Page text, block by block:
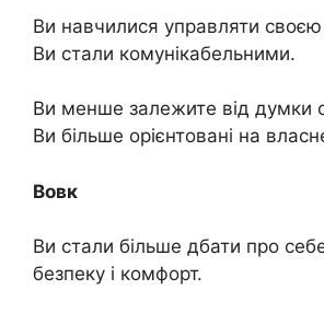
Ви навчилися управляти своєю
Ви стали комунікабельними.
Ви менше залежите від думки
Ви більше орієнтовані на
Вовк
Ви стали більше дбати про
безпеку і комфорт.